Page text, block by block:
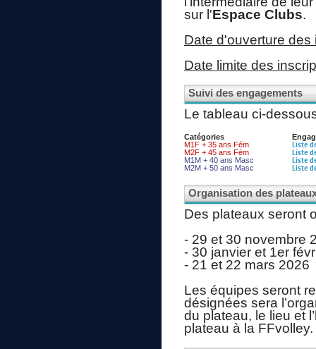
sur l'Espace Clubs.
Date d'ouverture des
Date limite des
Suivi des engagements
Le tableau ci-
Catégories
M1F + 35 ans Fém
Liste
M2F + 45 ans Fém Liste
M1M + 40 ans Masc Liste
M2M + 50 ans Masc Liste
Organisation des
Des plateaux seront
- 29 et 30 novembre
- 30 janvier et 1er
- 21 et 22 mars 2026
Les équipes seront
désignées sera
du plateau, le lieu et
plateau à la FFvolley.